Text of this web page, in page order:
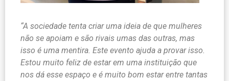
“A sociedade tenta criar uma ideia de que mulheres
não se apoiam e são rivais umas das outras, mas
isso é uma mentira. Este evento ajuda a provar isso.
Estou muito feliz de estar em uma instituição que
nos dá esse espaço e é muito bom estar entre tantas